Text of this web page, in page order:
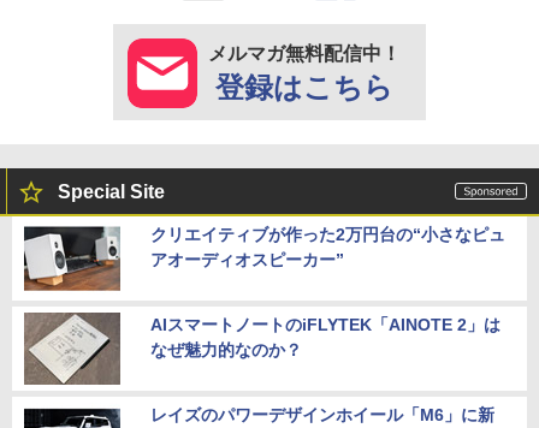
メルマガ無料配信中！
登録はこちら
Special Site
クリエイティブが作った2万円台の“小さなピュ
アオーディオスピーカー”
AIスマートノートのiFLYTEK「AINOTE 2」は
なぜ魅力的なのか？
レイズのパワーデザインホイール「M6」に新